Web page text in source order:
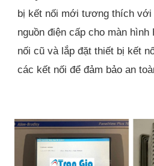
bị kết nối mới tương thích với
nguồn điện cấp cho màn
nối cũ và lắp đặt thiết bị kết
các kết nối để đảm bảo an